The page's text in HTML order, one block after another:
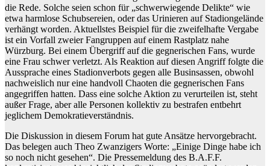
die Rede. Solche seien schon für „schwerwiegende Delikte“ wie
etwa harmlose Schubsereien, oder das Urinieren auf Stadiongelände
verhängt worden. Aktuellstes Beispiel für die zweifelhafte Vergabe
ist ein Vorfall zweier Fangruppen auf einem Rastplatz nahe
Würzburg. Bei einem Übergriff auf die gegnerischen Fans, wurde
eine Frau schwer verletzt. Als Reaktion auf diesen Angriff folgte die
Aussprache eines Stadionverbots gegen alle Businsassen, obwohl
nachweislich nur eine handvoll Chaoten die gegnerischen Fans
angegriffen hatten. Dass eine solche Aktion zu verurteilen ist, steht
außer Frage, aber alle Personen kollektiv zu bestrafen entbehrt
jeglichem Demokratieverständnis.
Die Diskussion in diesem Forum hat gute Ansätze hervorgebracht.
Das belegen auch Theo Zwanzigers Worte: „Einige Dinge habe ich
so noch nicht gesehen“. Die Pressemeldung des B.A.F.F.